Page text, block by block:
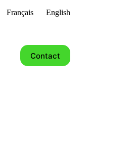
Français English
Contact